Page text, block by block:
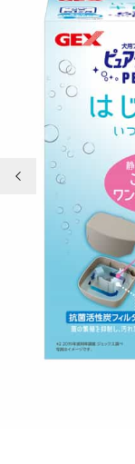
前の画像